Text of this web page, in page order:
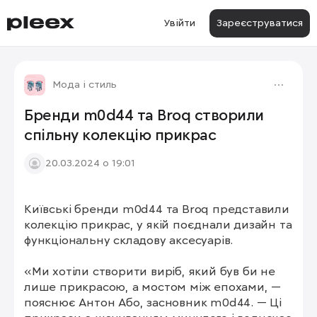
Увійти Зареєструватися
Мода і стиль
Бренди m0d44 та Broq створили
спільну колекцію прикрас
20.03.2024 о 19:01
1/3
Київські бренди m0d44 та Broq представили
колекцію прикрас, у якій поєднали дизайн та
функціональну складову аксесуарів.
«Ми хотіли створити виріб, який був би не
лише прикрасою, а мостом між епохами, —
пояснює Антон Або, засновник m0d44. — Ці